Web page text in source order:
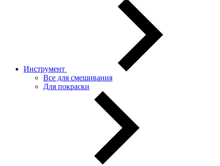
Инструмент
Все для смешивания
Для покраски